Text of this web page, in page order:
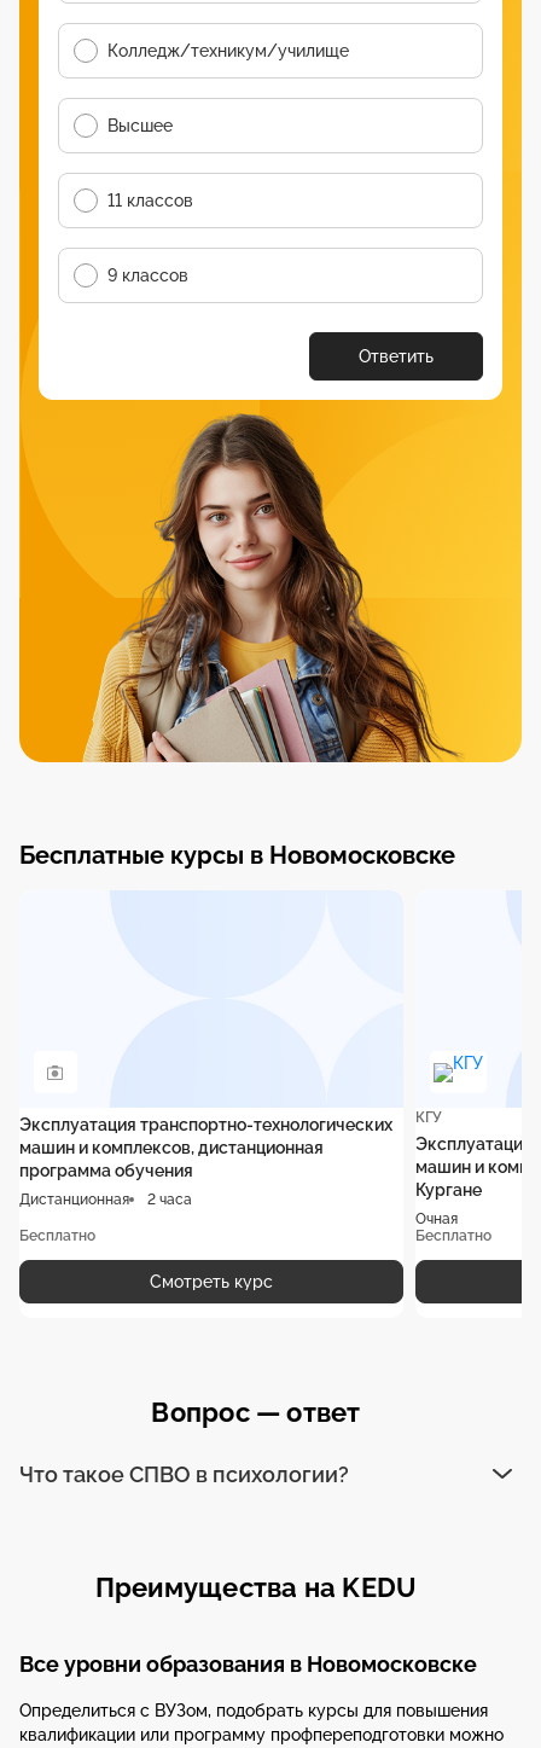
Колледж/техникум/училище
Высшее
11 классов
9 классов
Ответить
Бесплатные курсы в Новомосковске
Эксплуатация транспортно-технологических
машин и комплексов, дистанционная
программа обучения
Дистанционная 2 часа
Бесплатно
Смотреть курс
КГУ
Эксплуатация
машин и
Кургане
Очная
Бесплатно
Вопрос — ответ
Что такое СПВО в психологии?
Преимущества на KEDU
Все уровни образования в Новомосковске
Определиться с ВУЗом, подобрать курсы для повышения
квалификации или программу профпереподготовки можно